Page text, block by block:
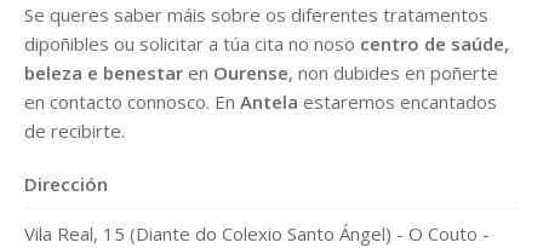
Se queres saber máis sobre os diferentes tratamentos
dipoñibles ou solicitar a túa cita no noso centro de saúde,
beleza e benestar en Ourense, non dubides en poñerte
en contacto connosco. En Antela estaremos encantados
de recibirte.
Dirección
Vila Real, 15 (Diante do Colexio Santo Ángel) - O Couto -